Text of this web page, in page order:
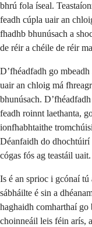
bhrú fola íseal.
feadh cúpla uair an
fhadhb bhunúsach a
de réir a chéile de réir
D’fhéadfadh go
uair an chloig má
bhunúsach.
feadh roinnt laethanta,
ionfhabhtaithe
Déanfaidh do dhochtúirí
cógas fós ag teastáil uait.
Is é an sprioc i gcónaí tú
sábháilte é sin a
haghaidh comharthaí
choinneáil leis féin arís,